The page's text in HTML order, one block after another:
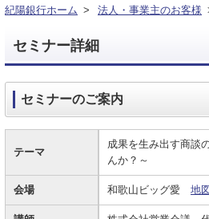
資金の調達
資金の調達
資金の運用
資金の運用
経営・事業支援
経営・事業支援
ＥＢサービス
ＥＢサービス
紀陽銀行ホーム > 法人・事業主のお客様
セミナー詳細
セミナーのご案内
テーマ
成果を生み出す商談
んか？～
会場 和歌山ビッグ愛 地